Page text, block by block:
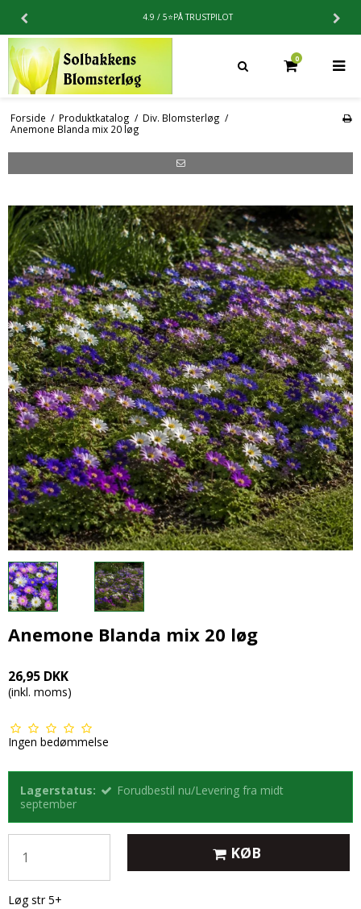
4.9 / 5⭐️PÅ TRUSTPILOT
0
Forside / Produktkatalog / Div. Blomsterløg /
Anemone Blanda mix 20 løg
Anemone Blanda mix 20 løg
26,95 DKK
(inkl. moms)
Ingen bedømmelse
Lagerstatus:
Forudbestil nu/Levering fra midt
september
KØB
Løg str 5+